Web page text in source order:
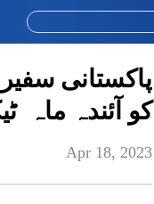
پاکستانی
کو آئندہ ماہ ٹیکسپو 2023 میں
Apr 18, 2023